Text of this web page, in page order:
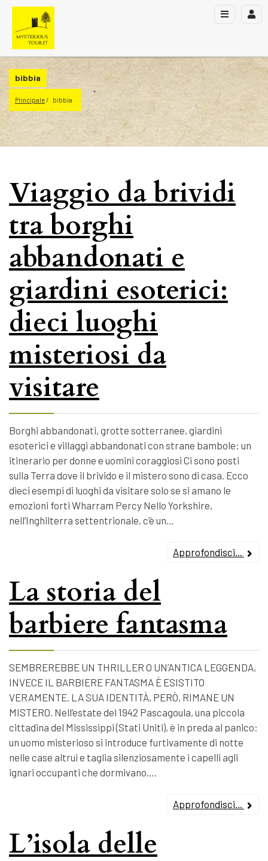
bibbia
Principale bibbia
Viaggio da brividi
tra borghi
abbandonati e
giardini esoterici:
dieci luoghi
misteriosi da
visitare
Borghi abbandonati, grotte sotterranee, giardini
esoterici e villaggi abbandonati con strane bambole: un
itinerario per donne e uomini coraggiosi Ci sono posti
sulla Terra dove il brivido e il mistero sono di casa. Ecco
dieci esempi di luoghi da visitare solo se si amano le
emozioni forti Wharram Percy Nello Yorkshire,
nell’Inghilterra settentrionale, c’è un…
Approfondisci...
La storia del
barbiere fantasma
SEMBREREBBE UN THRILLER O UN’ANTICA LEGGENDA,
INVECE IL BARBIERE FANTASMA È ESISTITO
VERAMENTE. LA SUA IDENTITÀ, PERÒ, RIMANE UN
MISTERO. Nell’estate del 1942 Pascagoula, una piccola
cittadina del Mississippi (Stati Uniti), è in preda al panico:
un uomo misterioso si introduce furtivamente di notte
nelle case altrui e taglia silenziosamente i capelli agli
ignari occupanti che dormivano….
Approfondisci...
L’isola delle